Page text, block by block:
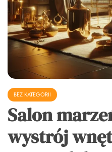
BEZ KATEGORII
Salon
wystrój